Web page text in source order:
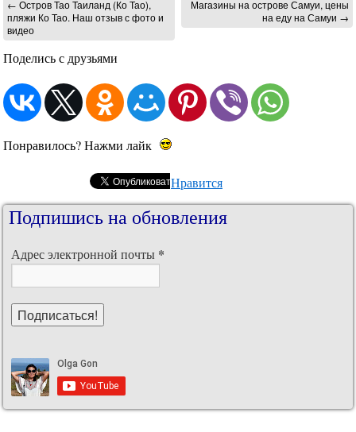
← Остров Тао Таиланд (Ко Тао),
пляжи Ко Тао. Наш отзыв с фото и
видео
Магазины на острове Самуи, цены
на еду на Самуи →
Поделись с друзьями
Понравилось? Нажми лайк
Нравится
Подпишись на обновления
Адрес электронной почты *